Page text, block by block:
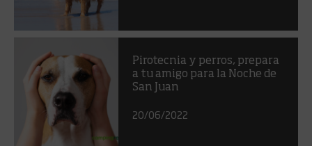
Pirotecnia y perros, prepara
a tu amigo para la Noche de
San Juan
20/06/2022